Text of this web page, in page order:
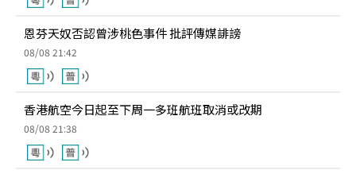
恩芬天奴否認曾涉桃色事件 批評傳媒誹謗
08/08 21:42
香港航空今日起至下周一多班航班取消或改期
08/08 21:38